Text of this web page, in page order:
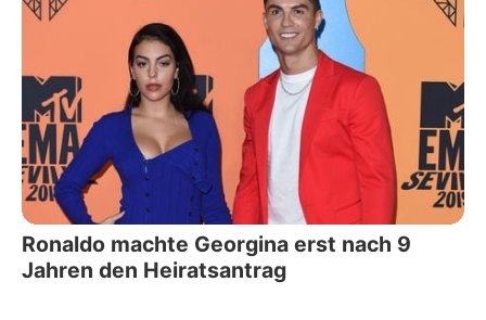
Ronaldo machte Georgina erst nach 9
Jahren den Heiratsantrag